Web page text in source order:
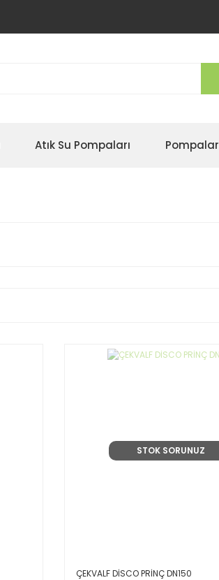
Atık Su Pompaları Pompalar
STOK SORUNUZ
ÇEKVALF DİSCO PRİNÇ DN150